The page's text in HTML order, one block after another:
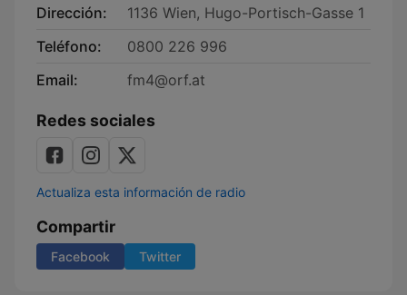
Dirección:
1136 Wien, Hugo-Portisch-Gasse 1
Teléfono:
0800 226 996
Email:
fm4@orf.at
Redes sociales
Actualiza esta información de radio
Compartir
Facebook Twitter